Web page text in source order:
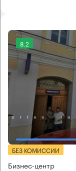
8.2
БЕЗ КОМИССИИ
Бизнес-центр